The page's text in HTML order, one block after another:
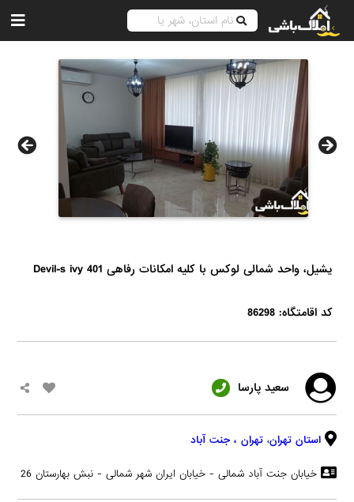
یشیل، واحد شمالی لوکس با کلیه امکانات رفاهی Devil-s ivy 401
کد اقامتگاه: 86298
سعید پارسا
استان تهران، تهران ، جنت آباد
خیابان جنت آباد شمالی - خیابان ایران شهر شمالی - نبش بهارستان 26